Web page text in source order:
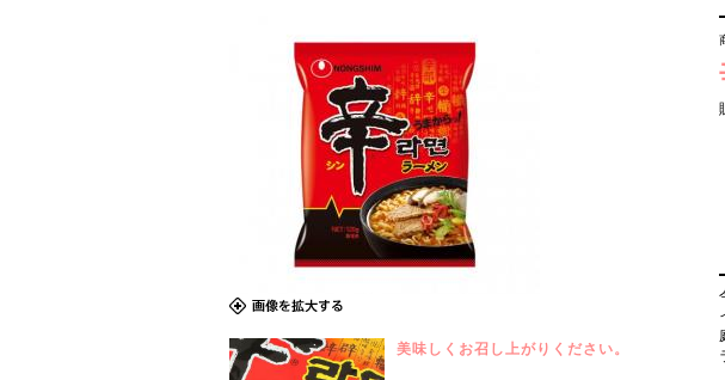
美味しくお召し上がりください。